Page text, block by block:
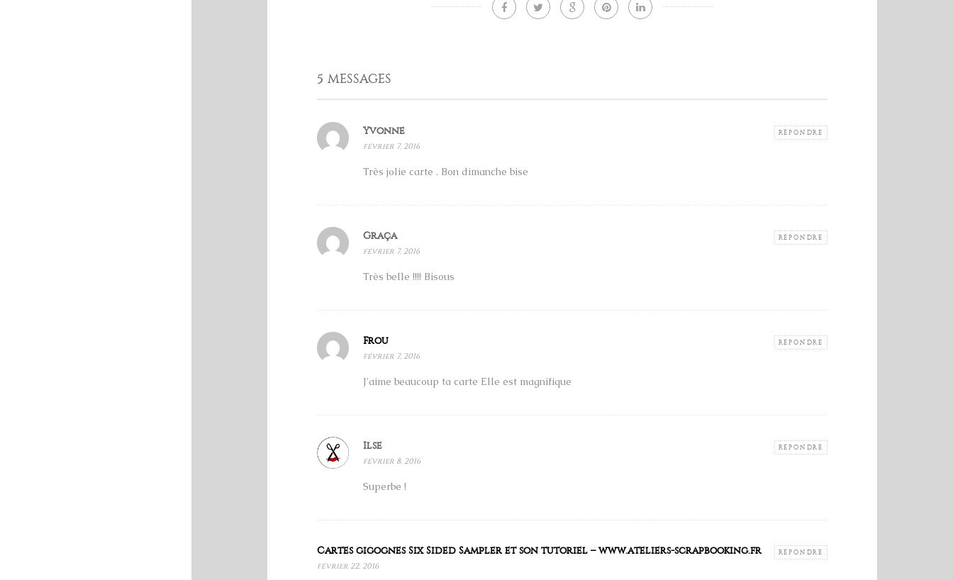
5 MESSAGES
Yvonne RÉPONDRE
février 7, 2016
Très jolie carte . Bon dimanche bise
Graça RÉPONDRE
février 7, 2016
Très belle !!!! Bisous
Frou RÉPONDRE
février 7, 2016
J'aime beaucoup ta carte Elle est magnifique
Ilse RÉPONDRE
février 8, 2016
Superbe !
Cartes gigognes Six Sided Sampler et son tutoriel – www.ateliers-scrapbooking.fr RÉPONDRE
février 22, 2016